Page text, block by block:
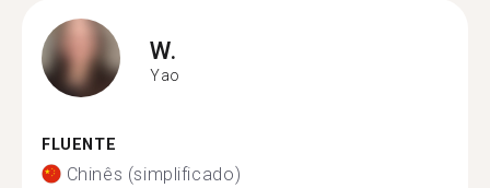
W.
Yao
FLUENTE
Chinês (simplificado)